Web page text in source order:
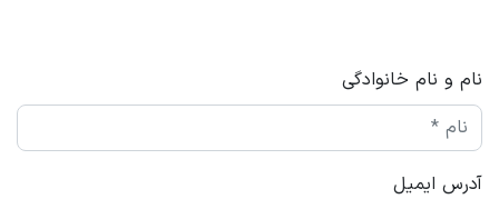
نام و نام خانوادگی
آدرس ایمیل